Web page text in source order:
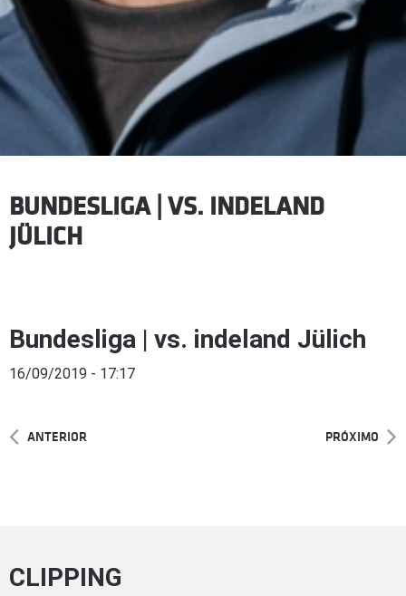
BUNDESLIGA | VS. INDELAND
JÜLICH
Bundesliga | vs. indeland Jülich
16/09/2019 - 17:17
ANTERIOR PRÓXIMO
CLIPPING